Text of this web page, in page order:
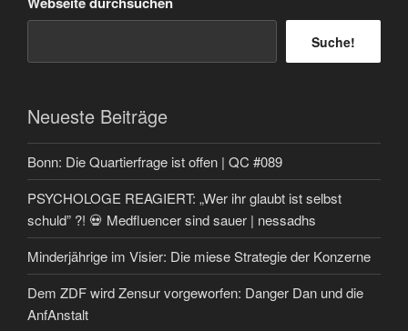
Suche!
Neueste Beiträge
Bonn: Die Quartierfrage ist offen | QC #089
PSYCHOLOGE REAGIERT: „Wer ihr glaubt ist selbst
schuld” ?! 💀 Medfluencer sind sauer | nessadhs
Minderjährige im Visier: Die miese Strategie der Konzerne
Dem ZDF wird Zensur vorgeworfen: Danger Dan und die
AnfAnstalt